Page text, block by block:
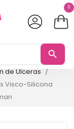
0
search
de Úlceras
Visco-Silicona